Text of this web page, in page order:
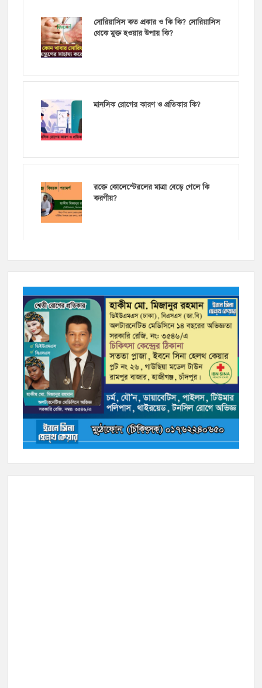
সোরিয়াসিস কত প্রকার ও কি কি? সোরিয়াসিস
থেকে মুক্ত হওয়ার উপায় কি?
মানসিক রোগের কারণ ও প্রতিকার কি?
রক্তে কোলেস্টেরলের মাত্রা বেড়ে গেলে কি
করণীয়?